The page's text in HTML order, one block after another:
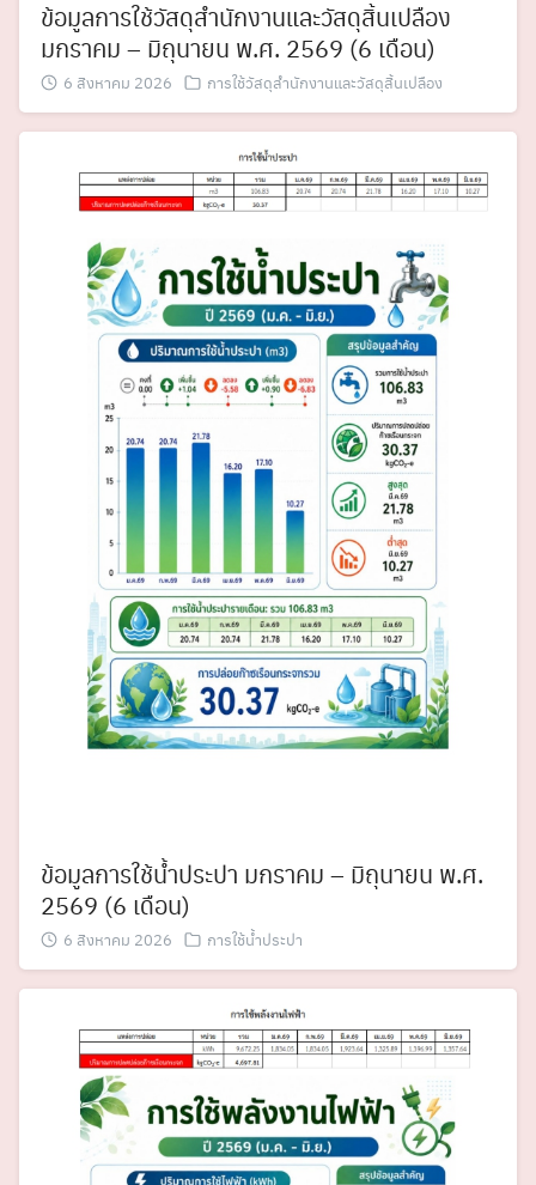
ข้อมูลการใช้วัสดุสำนักงานและวัสดุสิ้นเปลือง
มกราคม – มิถุนายน พ.ศ. 2569 (6 เดือน)
6 สิงหาคม 2026 การใช้วัสดุสำนักงานและวัสดุสิ้นเปลือง
ข้อมูลการใช้น้ำประปา มกราคม – มิถุนายน พ.ศ.
2569 (6 เดือน)
6 สิงหาคม 2026 การใช้น้ำประปา